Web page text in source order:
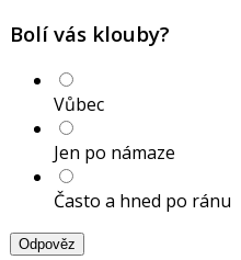
Bolí vás klouby?
Vůbec
Jen po námaze
Často a hned po ránu
Odpověz